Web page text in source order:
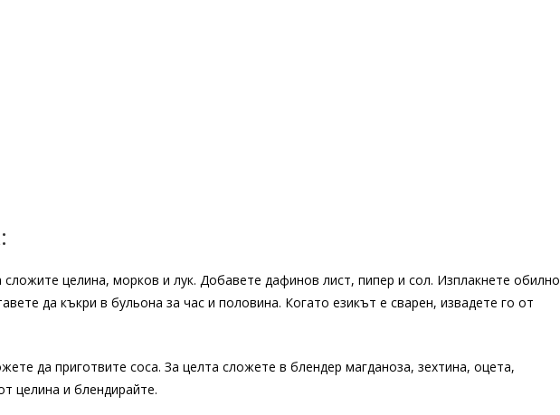
целина, морков и лук. Добавете дафинов лист, пипер и сол. Изплакнете обилно
да къкри в бульона за час и половина. Когато езикът е сварен, извадете го от
да приготвите соса. За целта сложете в блендер магданоза, зехтина, оцета,
целина и блендирайте.